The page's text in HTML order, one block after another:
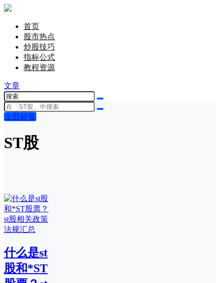
首页
股市热点
炒股技巧
指标公式
教程资源
文章
全部标签
ST股
什么是st
股和*ST